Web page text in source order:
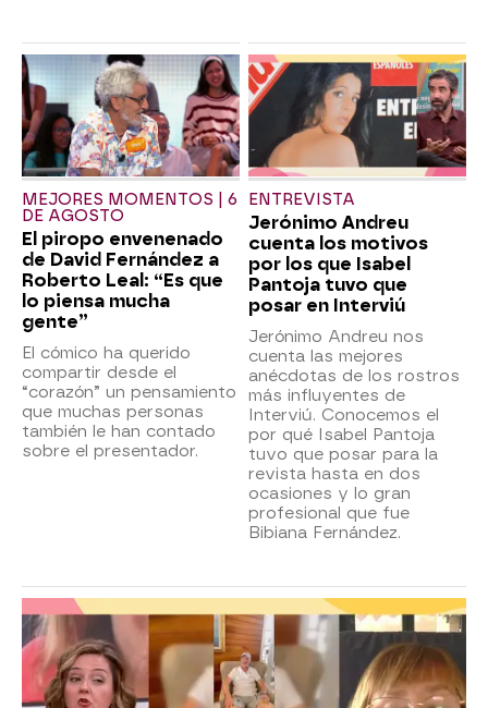
MEJORES MOMENTOS | 6
DE AGOSTO
El piropo envenenado
de David Fernández a
Roberto Leal: “Es que
lo piensa mucha
gente”
El cómico ha querido
compartir desde el
“corazón” un pensamiento
que muchas personas
también le han contado
sobre el presentador.
ENTREVISTA
Jerónimo Andreu
cuenta los motivos
por los que Isabel
Pantoja tuvo que
posar en Interviú
Jerónimo Andreu nos
cuenta las mejores
anécdotas de los rostros
más influyentes de
Interviú. Conocemos el
por qué Isabel Pantoja
tuvo que posar para la
revista hasta en dos
ocasiones y lo gran
profesional que fue
Bibiana Fernández.